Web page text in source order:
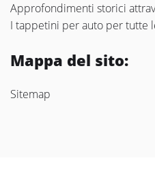
Approfondimenti storici
I tappetini per auto per tutte
Mappa del sito:
Sitemap